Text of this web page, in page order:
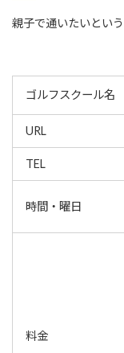
親子で通いたいとい
ゴルフスクール名
URL
TEL
時間・曜日
料金